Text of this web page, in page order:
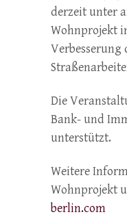
derzeit unter
Wohnprojekt
Die
Bank- und
unterstützt.
Weitere
Wohnprojekt
berlin.com